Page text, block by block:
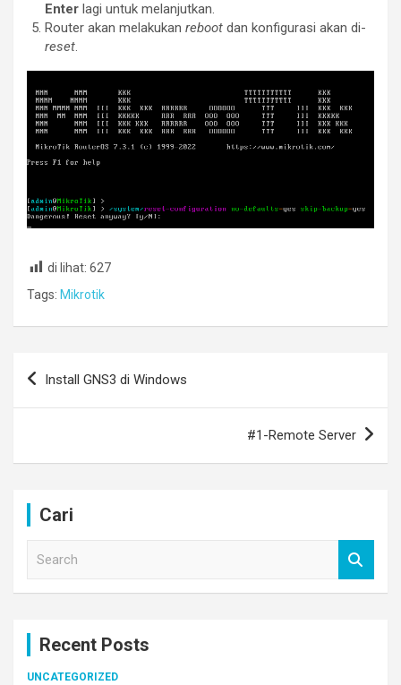
Enter lagi untuk melanjutkan.
Router akan melakukan reboot dan konfigurasi akan di-
reset.
di lihat: 627
Tags: Mikrotik
Post
Install GNS3 di Windows
#1-Remote Server
Cari
Recent Posts
UNCATEGORIZED